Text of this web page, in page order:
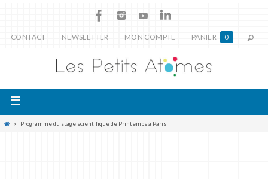
CONTACT NEWSLETTER MON COMPTE PANIER 0
Programme du stage scientifique de Printemps à Paris